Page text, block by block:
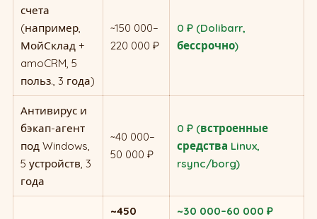
счета
(например,
МойСклад +
amoCRM, 5
польз., 3 года)
~150 000–
220 000 ₽
0 ₽ (Dolibarr,
бессрочно)
Антивирус и
бэкап-агент
под Windows,
5 устройств, 3
года
~40 000–
50 000 ₽
0 ₽ (встроенные
средства Linux,
rsync/borg)
~450
~30 000–60 000 ₽